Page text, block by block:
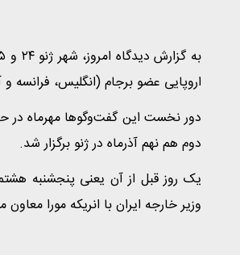
اروپایی عضو برجام (انگلیس،
دور نخست این گفت‌وگوها مهرماه در
دوم هم نهم آذرماه در ژنو برگزار شد.
یک روز قبل از آن یعنی پنجشنبه
وزیر خارجه ایران با انریکه مورا